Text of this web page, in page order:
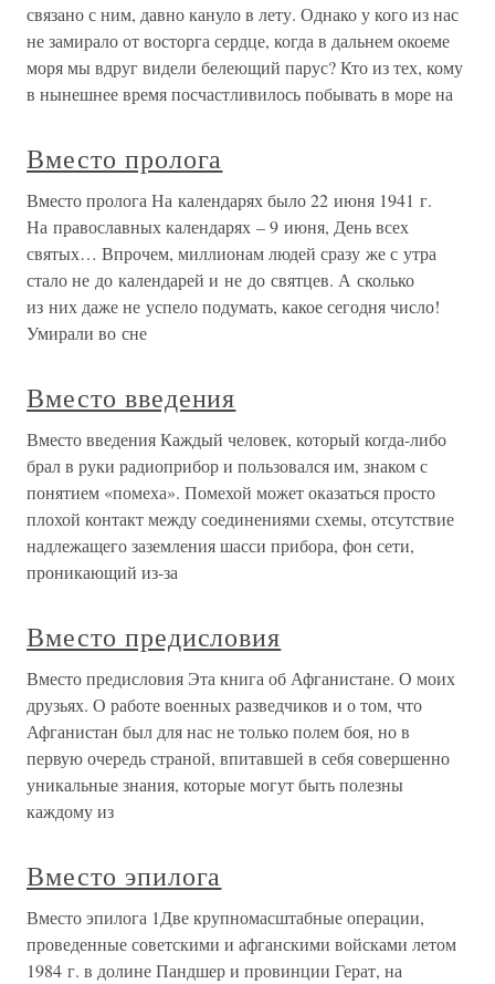
связано с ним, давно кануло в лету. Однако у кого из нас
не замирало от восторга сердце, когда в дальнем окоеме
моря мы вдруг видели белеющий парус? Кто из тех, кому
в нынешнее время посчастливилось побывать в море на
Вместо пролога
Вместо пролога На календарях было 22 июня 1941 г.
На православных календарях – 9 июня, День всех
святых… Впрочем, миллионам людей сразу же с утра
стало не до календарей и не до святцев. А сколько
из них даже не успело подумать, какое сегодня число!
Умирали во сне
Вместо введения
Вместо введения Каждый человек, который когда-либо
брал в руки радиоприбор и пользовался им, знаком с
понятием «помеха». Помехой может оказаться просто
плохой контакт между соединениями схемы, отсутствие
надлежащего заземления шасси прибора, фон сети,
проникающий из-за
Вместо предисловия
Вместо предисловия Эта книга об Афганистане. О моих
друзьях. О работе военных разведчиков и о том, что
Афганистан был для нас не только полем боя, но в
первую очередь страной, впитавшей в себя совершенно
уникальные знания, которые могут быть полезны
каждому из
Вместо эпилога
Вместо эпилога 1Две крупномасштабные операции,
проведенные советскими и афганскими войсками летом
1984 г. в долине Пандшер и провинции Герат, на